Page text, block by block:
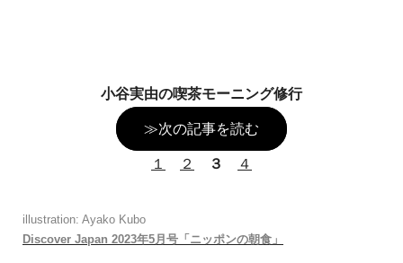
小谷実由の喫茶モーニング修行
≫次の記事を読む
１ ２ ３ ４
illustration: Ayako Kubo
Discover Japan 2023年5月号「ニッポンの朝食」